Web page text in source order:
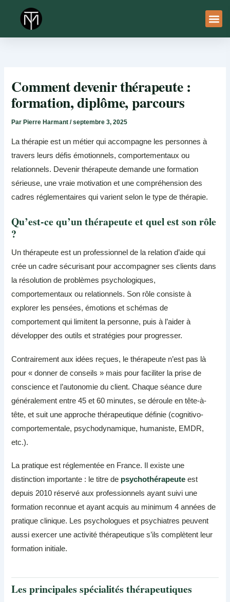
contenu
Comment devenir thérapeute :
formation, diplôme, parcours
Par Pierre Harmant/septembre 3, 2025
La thérapie est un métier qui accompagne les personnes à
travers leurs défis émotionnels, comportementaux ou
relationnels. Devenir thérapeute demande une formation
sérieuse, une vraie motivation et une compréhension des
cadres réglementaires qui varient selon le type de thérapie.
Qu’est-ce qu’un thérapeute et quel est son rôle
?
Un thérapeute est un professionnel de la relation d’aide qui
crée un cadre sécurisant pour accompagner ses clients dans
la résolution de problèmes psychologiques,
comportementaux ou relationnels. Son rôle consiste à
explorer les pensées, émotions et schémas de
comportement qui limitent la personne, puis à l’aider à
développer des outils et stratégies pour progresser.
Contrairement aux idées reçues, le thérapeute n’est pas là
pour « donner de conseils » mais pour faciliter la prise de
conscience et l’autonomie du client. Chaque séance dure
généralement entre 45 et 60 minutes, se déroule en tête-à-
tête, et suit une approche thérapeutique définie (cognitivo-
comportementale, psychodynamique, humaniste, EMDR,
etc.).
La pratique est réglementée en France. Il existe une
distinction importante : le titre de psychothérapeute est
depuis 2010 réservé aux professionnels ayant suivi une
formation reconnue et ayant acquis au minimum 4 années de
pratique clinique. Les psychologues et psychiatres peuvent
aussi exercer une activité thérapeutique s’ils complètent leur
formation initiale.
Les principales spécialités thérapeutiques